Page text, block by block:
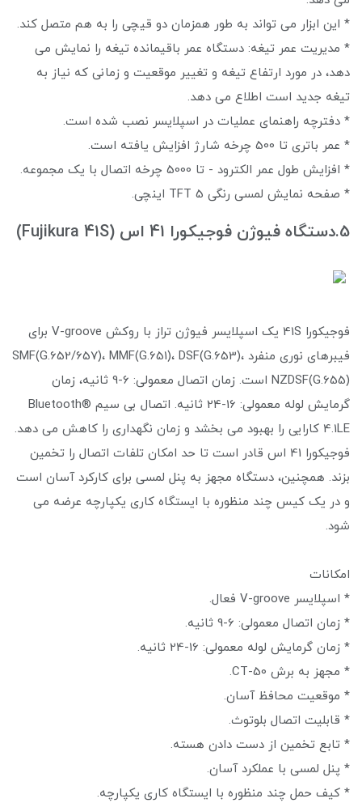
* این ابزار می تواند به طور همزمان دو قیچی را به هم متصل کند.
* مدیریت عمر تیغه: دستگاه عمر باقیمانده تیغه را نمایش می
دهد، در مورد ارتفاع تیغه و تغییر موقعیت و زمانی که نیاز به
تیغه جدید است اطلاع می دهد.
* دفترچه راهنمای عملیات در اسپلایسر نصب شده است.
* عمر باتری تا 500 چرخه شارژ افزایش یافته است.
* افزایش طول عمر الکترود - تا 5000 چرخه اتصال با یک مجموعه.
* صفحه نمایش لمسی رنگی TFT 5 اینچی.
5.دستگاه فیوژن فوجیکورا 41 اس (Fujikura 41S)
فوجیکورا 41S یک اسپلایسر فیوژن تراز با روکش V-groove برای
فیبرهای نوری منفرد SMF(G.652/657)، MMF(G.651)، DSF(G.653)،
NZDSF(G.655) است. زمان اتصال معمولی: 6-9 ثانیه، زمان
گرمایش لوله معمولی: 16-24 ثانیه. اتصال بی سیم Bluetooth®
4.1LE کارایی را بهبود می بخشد و زمان نگهداری را کاهش می دهد.
فوجیکورا 41 اس قادر است تا حد امکان تلفات اتصال را تخمین
بزند. همچنین، دستگاه مجهز به پنل لمسی برای کارکرد آسان است
و در یک کیس چند منظوره با ایستگاه کاری یکپارچه عرضه می
شود.
امکانات
* اسپلایسر V-groove فعال.
* زمان اتصال معمولی: 6-9 ثانیه.
* زمان گرمایش لوله معمولی: 16-24 ثانیه.
* مجهز به برش CT-50.
* موقعیت محافظ آسان.
* قابلیت اتصال بلوتوث.
* تابع تخمین از دست دادن هسته.
* پنل لمسی با عملکرد آسان.
* کیف حمل چند منظوره با ایستگاه کاری یکپارچه.